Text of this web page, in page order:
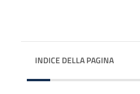
INDICE DELLA PAGINA